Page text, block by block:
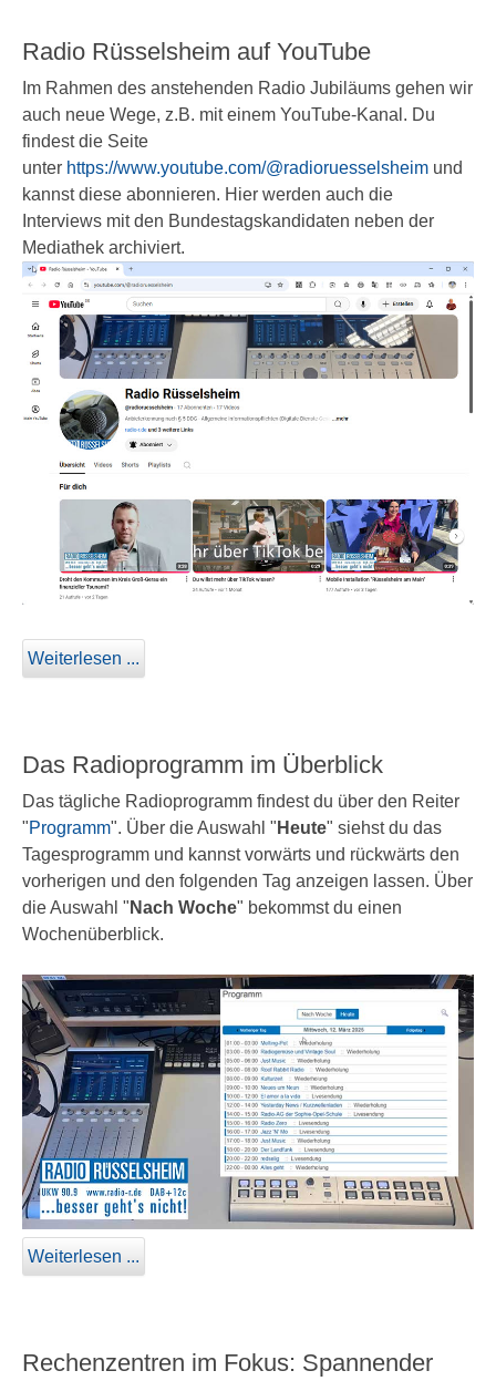
Radio Rüsselsheim auf YouTube
Im Rahmen des anstehenden Radio Jubiläums gehen wir
auch neue Wege, z.B. mit einem YouTube-Kanal. Du
findest die Seite
unter https://www.youtube.com/@radioruesselsheim und
kannst diese abonnieren. Hier werden auch die
Interviews mit den Bundestagskandidaten neben der
Mediathek archiviert.
Weiterlesen ...
Das Radioprogramm im Überblick
Das tägliche Radioprogramm findest du über den Reiter
"Programm". Über die Auswahl " Heute" siehst du das
Tagesprogramm und kannst vorwärts und rückwärts den
vorherigen und den folgenden Tag anzeigen lassen. Über
die Auswahl " Nach Woche" bekommst du einen
Wochenüberblick.
Weiterlesen ...
Rechenzentren im Fokus: Spannender